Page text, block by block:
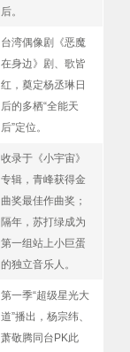
后。
台湾偶像剧《恶魔
在身边》剧、歌皆
红，奠定杨丞琳日
后的多栖“全能天
后”定位。
收录于《小宇宙》
专辑，青峰获得金
曲奖最佳作曲奖；
隔年，苏打绿成为
第一组站上小巨蛋
的独立音乐人。
第一季“超级星光大
道”播出，杨宗纬、
萧敬腾同台PK此